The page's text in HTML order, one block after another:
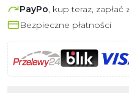
PayPo, kup teraz, zapłać
Bezpieczne płatności